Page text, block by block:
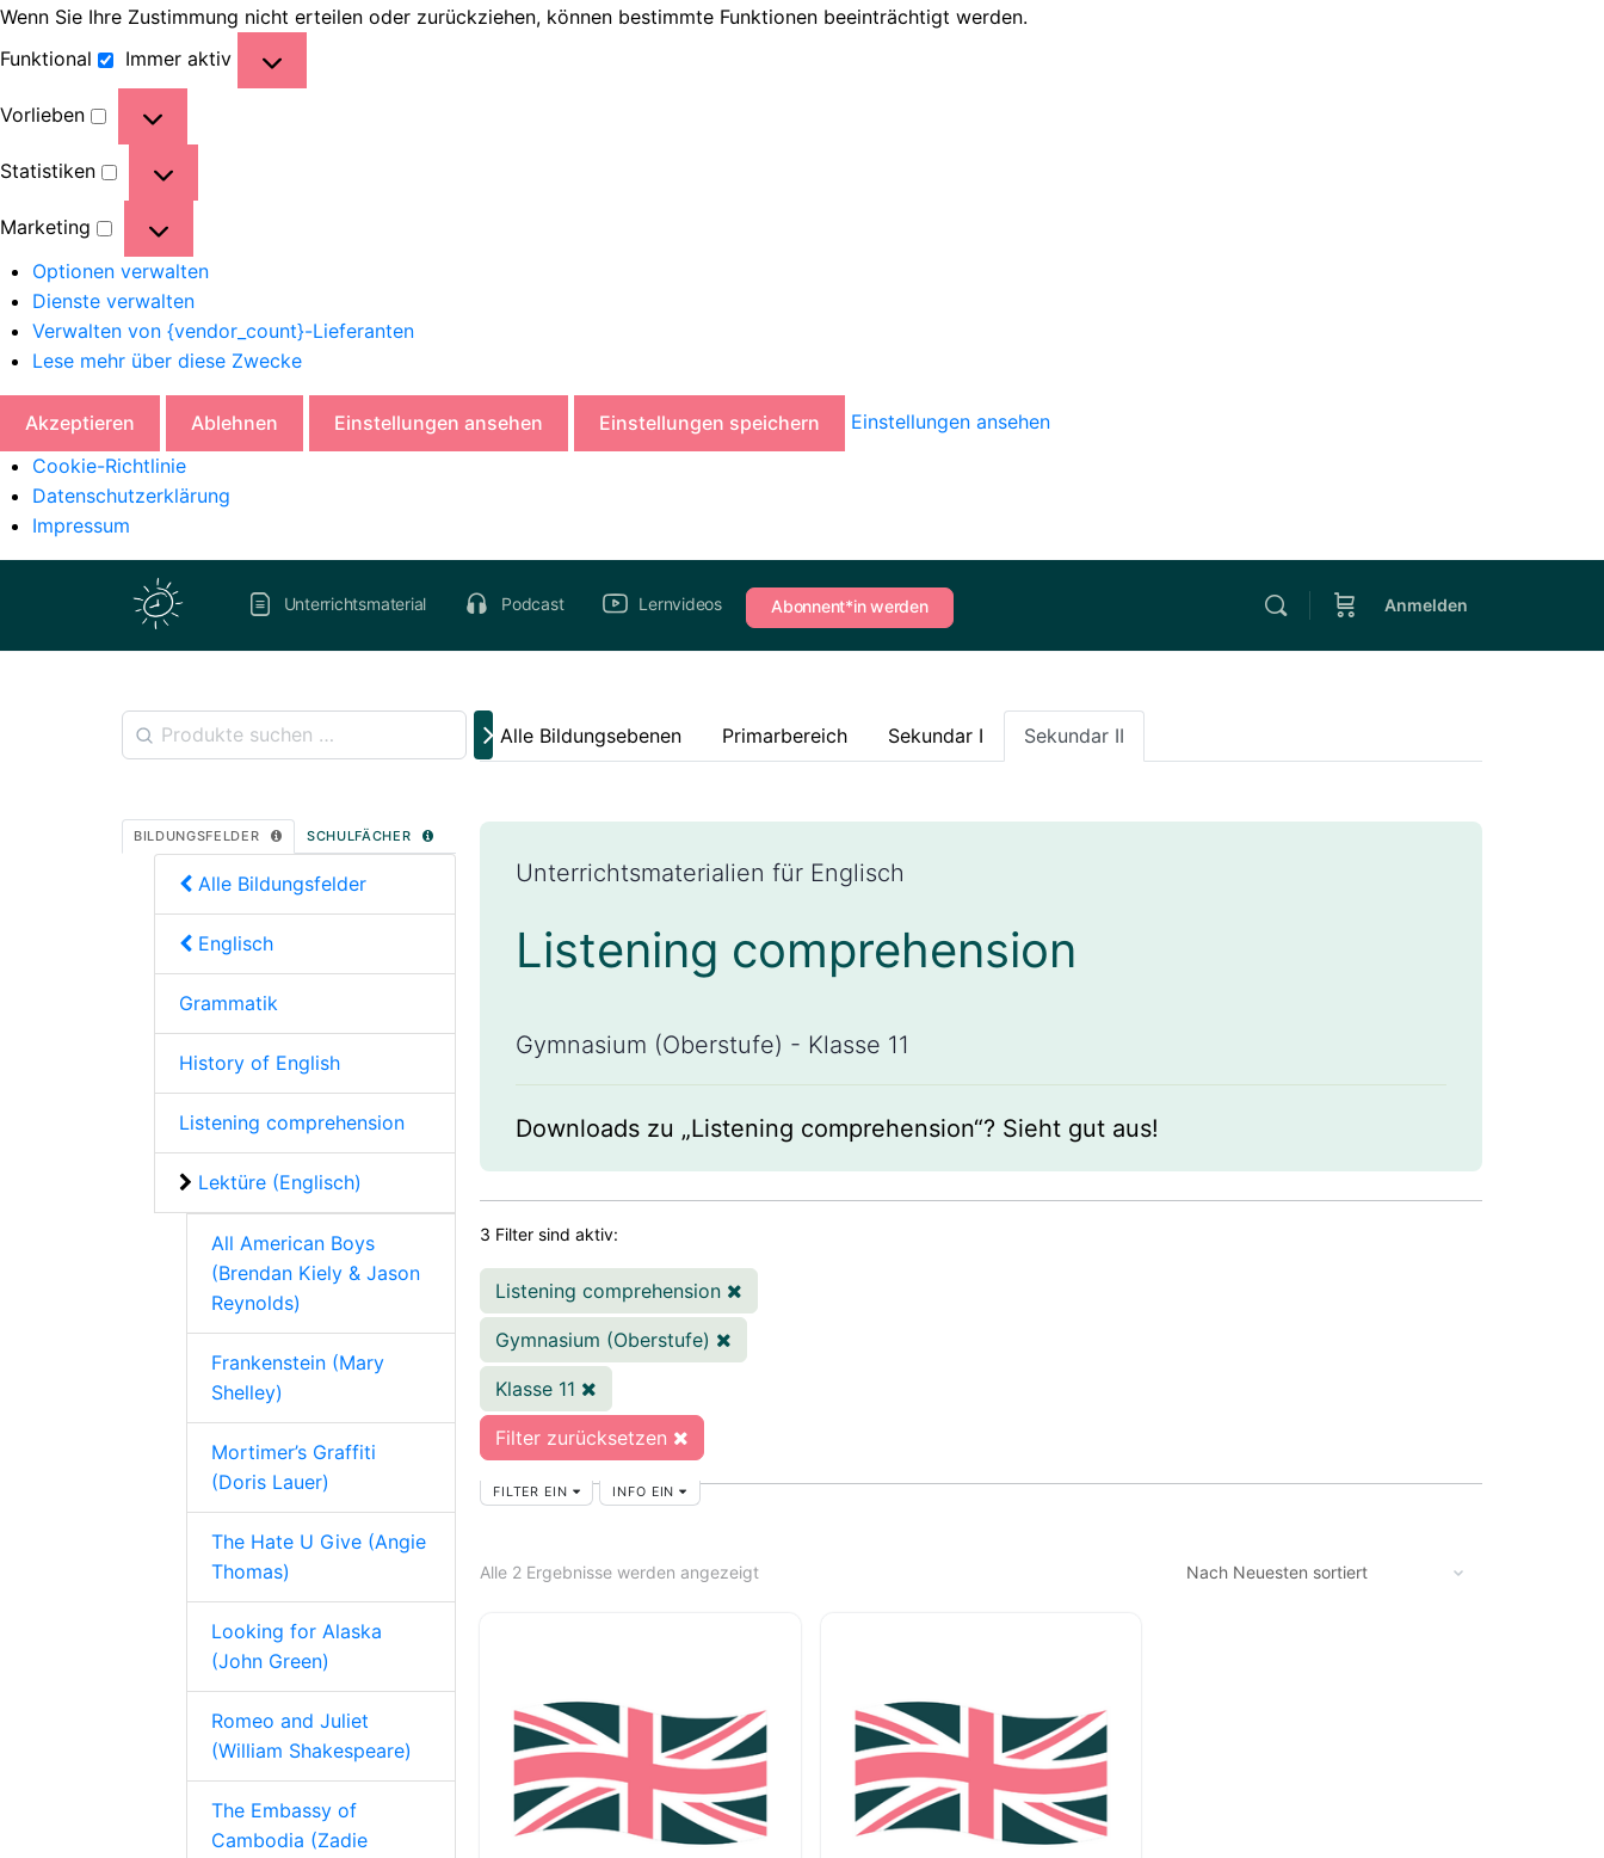
Wenn Sie Ihre Zustimmung nicht erteilen oder zurückziehen, können bestimmte Funktionen beeinträchtigt werden.
Funktional
Immer aktiv
Vorlieben
Statistiken
Marketing
Optionen verwalten
Dienste verwalten
Verwalten von {vendor_count}-Lieferanten
Lese mehr über diese Zwecke
Akzeptieren Ablehnen Einstellungen ansehen Einstellungen speichern
Einstellungen ansehen
Cookie-Richtlinie
Datenschutzerklärung
Impressum
Unterrichtsmaterial Podcast Lernvideos Abonnent*in werden Anmelden
Alle Bildungsebenen Primarbereich Sekundar I Sekundar II
Unterrichtsmaterialien für Englisch
Listening comprehension
Gymnasium (Oberstufe) - Klasse 11
Downloads zu „Listening comprehension“? Sieht gut aus!
3 Filter sind aktiv:
Listening comprehension
Gymnasium (Oberstufe)
Klasse 11
Filter zurücksetzen
FILTER EIN INFO EIN
Alle 2 Ergebnisse werden angezeigt
BILDUNGSFELDER SCHULFÄCHER
Alle Bildungsfelder
Englisch
Grammatik
History of English
Listening comprehension
Lektüre (Englisch)
All American Boys
(Brendan Kiely & Jason
Reynolds)
Frankenstein (Mary
Shelley)
Mortimer’s Graffiti
(Doris Lauer)
The Hate U Give (Angie
Thomas)
Looking for Alaska
(John Green)
Romeo and Juliet
(William Shakespeare)
The Embassy of
Cambodia (Zadie